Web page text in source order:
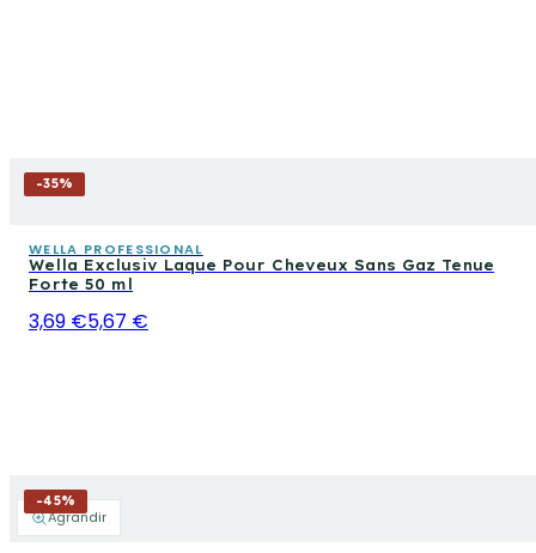
Agrandir
-35%
WELLA PROFESSIONAL
Wella Exclusiv Laque Pour Cheveux Sans Gaz Tenue
Forte 50 ml
3,69 €5,67 €
-45%